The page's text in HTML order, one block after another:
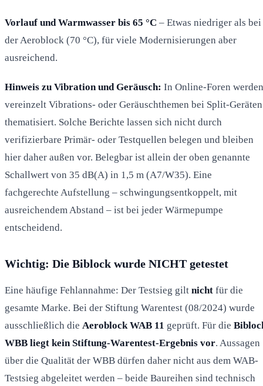
Vorlauf und Warmwasser bis 65 °C – Etwas niedriger als bei
der Aeroblock (70 °C), für viele Modernisierungen aber
ausreichend.
Hinweis zu Vibration und Geräusch: In Online-Foren werden
vereinzelt Vibrations- oder Geräuschthemen bei Split-Geräten
thematisiert. Solche Berichte lassen sich nicht durch
verifizierbare Primär- oder Testquellen belegen und bleiben
hier daher außen vor. Belegbar ist allein der oben genannte
Schallwert von 35 dB(A) in 1,5 m (A7/W35). Eine
fachgerechte Aufstellung – schwingungsentkoppelt, mit
ausreichendem Abstand – ist bei jeder Wärmepumpe
entscheidend.
Wichtig: Die Biblock wurde NICHT getestet
Eine häufige Fehlannahme: Der Testsieg gilt nicht für die
gesamte Marke. Bei der Stiftung Warentest (08/2024) wurde
ausschließlich die Aeroblock WAB 11 geprüft. Für die
WBB liegt kein Stiftung-Warentest-Ergebnis vor. Aussagen
über die Qualität der WBB dürfen daher nicht aus dem WAB-
Testsieg abgeleitet werden – beide Baureihen sind technisch